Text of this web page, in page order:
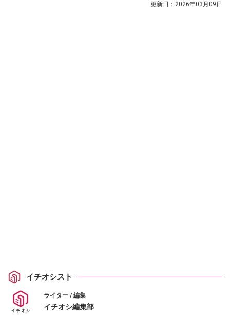
更新日： 2026年03月09日
イチオシスト
ライター / 編集
イチオシ編集部